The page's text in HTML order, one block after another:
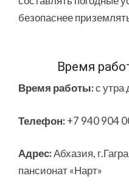
безопаснее
Время
Время работы:с
Телефон:+7 940 904
Адрес:Абхазия,
пансионат «Нарт»